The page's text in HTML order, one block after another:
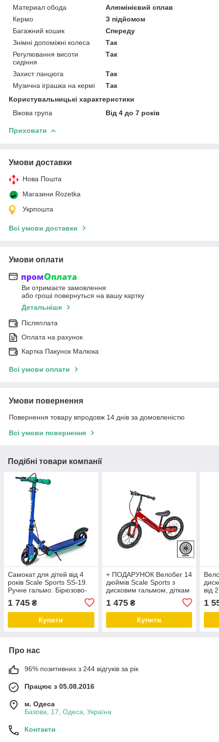
Материал обода
Алюмінієвий сплав
Кермо
З підйомом
Багажний кошик
Спереду
Знімні допоміжні колеса
Так
Регулювання висоти
сидіння
Так
Захист ланцюга
Так
Музична іграшка на кермі
Так
Користувальницькі характеристики
Вікова група
Від 4 до 7 років
Приховати
Умови доставки
Нова Пошта
Магазини Rozetka
Укрпошта
Всі умови доставки
Умови оплати
Ви отримаєте замовлення
або гроші повернуться на вашу картку
Детальніше
Післяплата
Оплата на рахунок
Картка Пакунок Малюка
Всі умови оплати
Умови повернення
Повернення товару впродовж 14 днів за домовленістю
Всі умови повернення
Подібні товари компанії
Самокат для дітей від 4
років Scale Sports SS-19.
Ручне гальмо. Бірюзово-
1 745 ₴
Купити
+ ПОДАРУНОК Велобег 14
дюймів Scale Sports з
дисковим гальмом, діткам
1 475₴
Купити
від
1
Про нас
96% позитивних з 244 відгуків за рік
Працює з 05.08.2016
м. Одеса
Базова, 17, Одеса, Україна
Контакти